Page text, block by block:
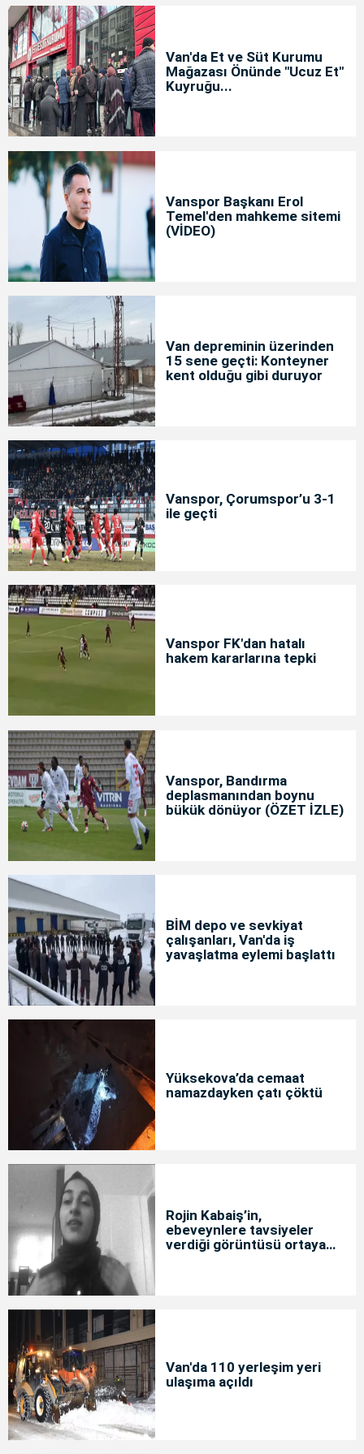
Van'da Et ve Süt Kurumu
Mağazası Önünde "Ucuz Et"
Kuyruğu...
Vanspor Başkanı Erol
Temel'den mahkeme sitemi
(VİDEO)
Van depreminin üzerinden
15 sene geçti: Konteyner
kent olduğu gibi duruyor
Vanspor, Çorumspor’u 3-1
ile geçti
Vanspor FK'dan hatalı
hakem kararlarına tepki
Vanspor, Bandırma
deplasmanından boynu
bükük dönüyor (ÖZET İZLE)
BİM depo ve sevkiyat
çalışanları, Van'da iş
yavaşlatma eylemi başlattı
Yüksekova’da cemaat
namazdayken çatı çöktü
Rojin Kabaiş’in,
ebeveynlere tavsiyeler
verdiği görüntüsü ortaya
Van'da 110 yerleşim yeri
ulaşıma açıldı